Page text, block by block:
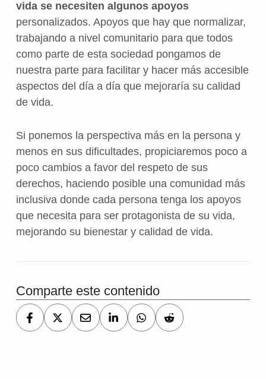
vida se necesiten algunos apoyos
personalizados. Apoyos que hay que normalizar,
trabajando a nivel comunitario para que todos
como parte de esta sociedad pongamos de
nuestra parte para facilitar y hacer más accesible
aspectos del día a día que mejoraría su calidad
de vida.
Si ponemos la perspectiva más en la persona y
menos en sus dificultades, propiciaremos poco a
poco cambios a favor del respeto de sus
derechos, haciendo posible una comunidad más
inclusiva donde cada persona tenga los apoyos
que necesita para ser protagonista de su vida,
mejorando su bienestar y calidad de vida.
Comparte este contenido